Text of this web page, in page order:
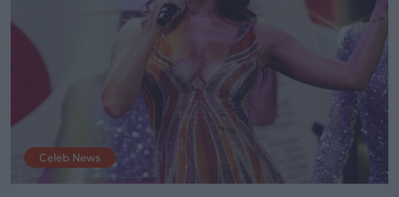
Celeb News